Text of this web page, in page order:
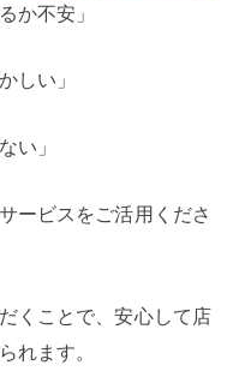
か不安」
しい」
い」
ービスをご活用くださ
くことで、安心して店
れます。